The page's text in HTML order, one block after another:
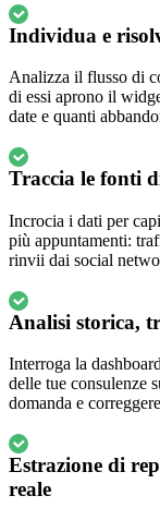
Individua e
Analizza il flusso di
di essi aprono il
date e quanti
Traccia le fonti
Incrocia i dati per
più appuntamenti:
rinvii dai social
Analisi storica,
Interroga la
delle tue consulenze
domanda e
Estrazione di
reale